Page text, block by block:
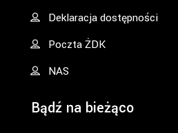
Deklaracja dostępności
Poczta ŻDK
NAS
Bądź na bieżąco